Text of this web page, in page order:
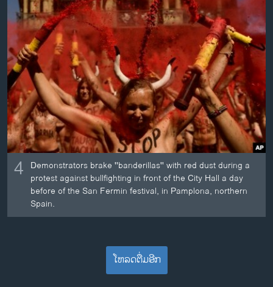
4 Demonstrators brake ''banderillas'' with red dust during a
protest against bullfighting in front of the City Hall a day
before of the San Fermin festival, in Pamplona, northern
Spain.
ໂຫລດຕື່ມອີກ